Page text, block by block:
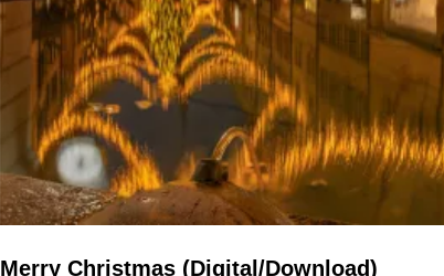
Merry Christmas (Digital/Download)